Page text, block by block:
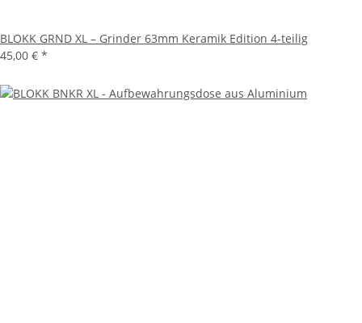
BLOKK GRND XL – Grinder 63mm Keramik Edition 4-teilig
45,00 € *